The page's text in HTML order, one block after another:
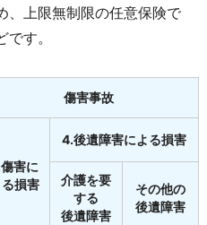
、上限無制限の任意保険で
す。
傷害事故
害に
る損害
4.後遺障害による損害
介護を要
する
後遺障害
その他の
後遺障害